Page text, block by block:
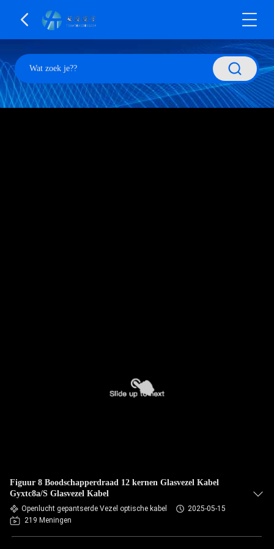
Figuur 8 Boodschapperdraad 12 kernen Glasvezel Kabel
Gyxtc8a/S Glasvezel Kabel
Openlucht gepantserde Vezel optische kabel
2025-05-15
219 Meningen